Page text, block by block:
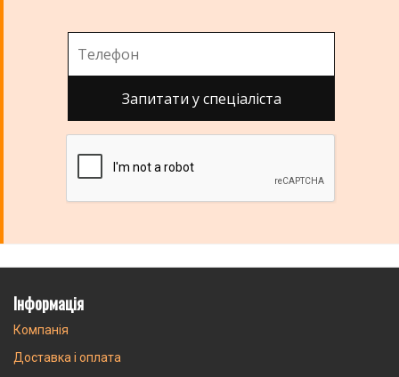
Запитати у спеціаліста
Інформація
Компанія
Доставка і оплата